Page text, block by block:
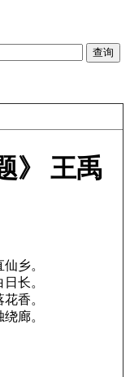
》 王禹
乡。
长。
香。
廊。